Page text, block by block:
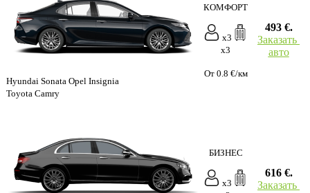
Hyundai Sonata Opel Insignia
Toyota Camry
КОМФОРТ
x3
x3
От 0.8 €/км
493 €.
Заказать
авто
БИЗНЕС
x3
616 €.
Заказать